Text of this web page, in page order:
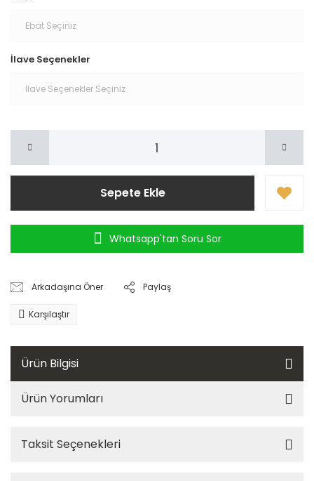
İlave Seçenekler
Sepete Ekle
Whatsapp'tan Soru Sor
Arkadaşına Öner Paylaş
Karşılaştır
Ürün Bilgisi
Ürün Yorumları
Taksit Seçenekleri